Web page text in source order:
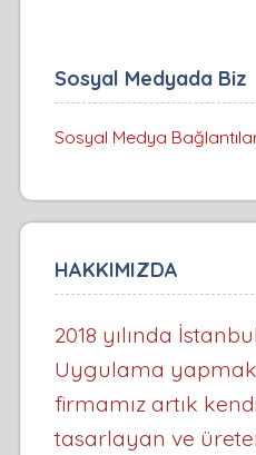
Sosyal Medyada Biz
Sosyal Medya
HAKKIMIZDA
2018 yılında
Uygulama
firmamız artık
tasarlayan ve